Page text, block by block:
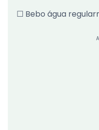
☐ Bebo água